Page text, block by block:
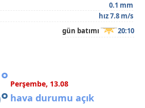
0.1 mm
hız 7.8 m/s
gün batımı 20:10
Perşembe, 13.08
hava durumu açık